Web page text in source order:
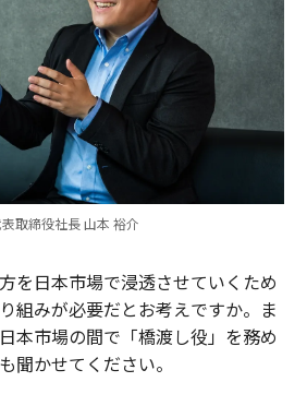
取締役社長 山本 裕介
を日本市場で浸透させていくため
組みが必要だとお考えですか。ま
本市場の間で「橋渡し役」を務め
聞かせてください。